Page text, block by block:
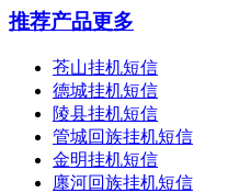
推荐产品更多
苍山挂机短信
德城挂机短信
陵县挂机短信
管城回族挂机短信
金明挂机短信
廛河回族挂机短信